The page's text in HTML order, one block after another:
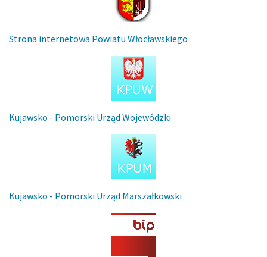
Strona internetowa Powiatu Włocławskiego
Kujawsko - Pomorski Urząd Wojewódzki
Kujawsko - Pomorski Urząd Marszałkowski